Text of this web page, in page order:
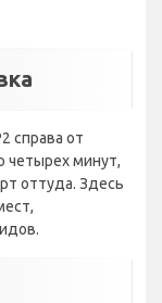
справа от
четырех минут,
оттуда. Здесь